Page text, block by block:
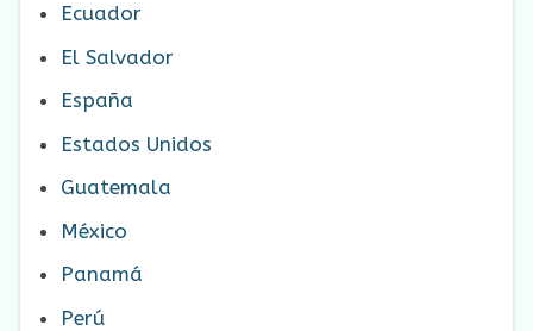
Ecuador
El Salvador
España
Estados Unidos
Guatemala
México
Panamá
Perú